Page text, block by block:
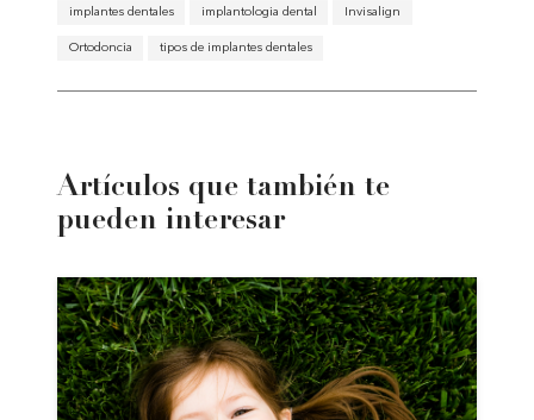
implantes dentales implantologia dental Invisalign
Ortodoncia tipos de implantes dentales
Artículos que también te
pueden interesar